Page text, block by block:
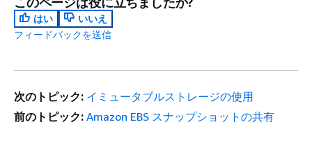
はい
いいえ
フィードバックを送信
次のトピック: イミュータブルストレージの使用
前のトピック: Amazon EBS スナップショットの共有